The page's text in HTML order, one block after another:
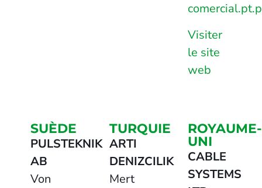
Visiter
le site
web
SUÈDE
PULSTEKNIK
AB
Von
TURQUIE
ARTI
DENIZCILIK
Mert
ROYAUME-
UNI
CABLE
SYSTEMS